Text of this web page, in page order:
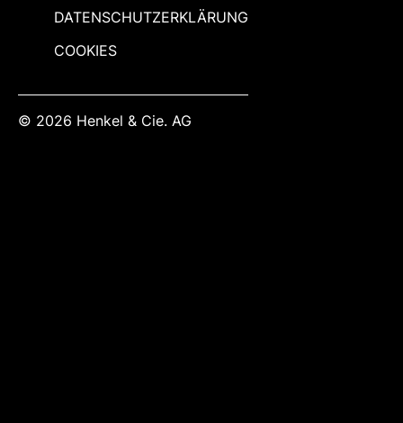
DATENSCHUTZERKLÄRUNG
COOKIES
© 2026 Henkel & Cie. AG